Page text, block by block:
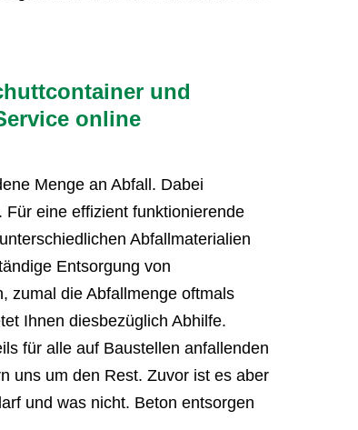
und
online
Menge an Abfall. Dabei
eine effizient funktionierende
Abfallmaterialien
Entsorgung von
zumal die Abfallmenge oftmals
Ihnen diesbezüglich Abhilfe.
für alle auf Baustellen anfallenden
uns um den Rest. Zuvor ist es aber
und was nicht. Beton entsorgen